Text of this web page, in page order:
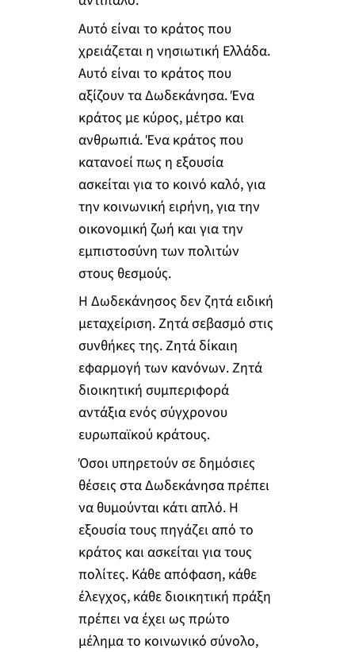
Αυτό είναι το κράτος που
χρειάζεται η νησιωτική Ελλάδα.
Αυτό είναι το κράτος που
αξίζουν τα Δωδεκάνησα. Ένα
κράτος με κύρος, μέτρο και
ανθρωπιά. Ένα κράτος που
κατανοεί πως η εξουσία
ασκείται για το κοινό καλό, για
την κοινωνική ειρήνη, για την
οικονομική ζωή και για την
εμπιστοσύνη των πολιτών
στους θεσμούς.
Η Δωδεκάνησος δεν ζητά ειδική
μεταχείριση. Ζητά σεβασμό στις
συνθήκες της. Ζητά δίκαιη
εφαρμογή των κανόνων. Ζητά
διοικητική συμπεριφορά
αντάξια ενός σύγχρονου
ευρωπαϊκού κράτους.
Όσοι υπηρετούν σε δημόσιες
θέσεις στα Δωδεκάνησα πρέπει
να θυμούνται κάτι απλό. Η
εξουσία τους πηγάζει από το
κράτος και ασκείται για τους
πολίτες. Κάθε απόφαση, κάθε
έλεγχος, κάθε διοικητική πράξη
πρέπει να έχει ως πρώτο
μέλημα το κοινωνικό σύνολο,